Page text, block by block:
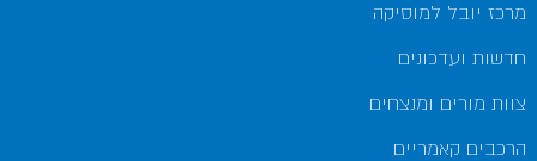
מרכז יובל למוסיקה
חדשות ועדכונים
צוות מורים ומנצחים
הרכבים קאמריים